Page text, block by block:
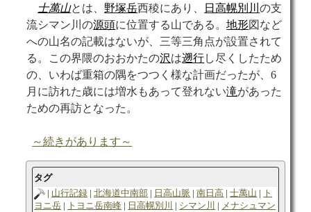
士萬山とは、 野塚岳西稜にあり、 日高幌別川の支
流シマン川の源頭に位置する山である。地形図など
への山名の記載はないが、三等三角点が設置されて
る。この界隈のおおかたの沢は遡行し尽くしたため
の、いわば重箱の隅をつつく様な計画だったが、6
月に訪れた歳には増水もあって登れない滝があった
ための再訪となった。
～続きがあります～
タグ
山行記録
北海道中南部 日高山脈 南日高 士萬山
ト
ヨニ岳
トヨニ岳南峰 日高幌別川 シマン川
メナシュマン